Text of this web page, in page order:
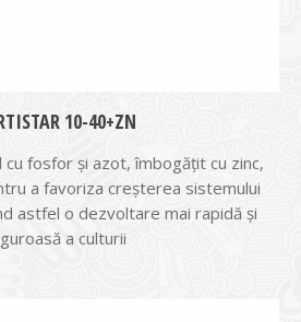
10-40+ZN
fosfor și azot, îmbogățit cu zinc,
a favoriza creșterea sistemului
astfel o dezvoltare mai rapidă și
a culturii